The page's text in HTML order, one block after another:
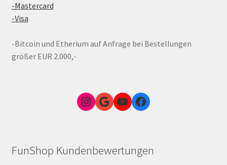
-Mastercard
-Visa
-Bitcoin und Etherium auf Anfrage bei Bestellungen
größer EUR 2.000,-
Instagram
Google Link zum FunShop WienYouTubeFacebook
FunShop Kundenbewertungen